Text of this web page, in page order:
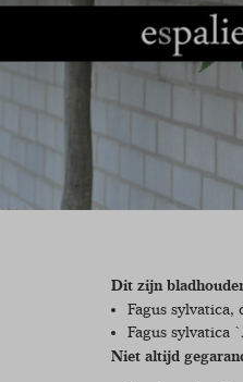
Dit zijn
Fagus sylvatica,
Fagus sylvatica
Niet altijd